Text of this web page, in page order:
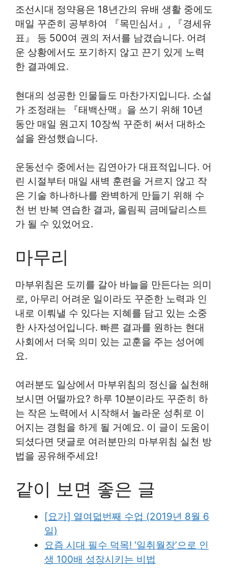
조선시대 정약용은 18년간의 유배 생활 중에도
매일 꾸준히 공부하여 『목민심서』, 『경세유
표』 등 500여 권의 저서를 남겼습니다. 어려
운 상황에서도 포기하지 않고 끈기 있게 노력
한 결과예요.
현대의 성공한 인물들도 마찬가지입니다. 소설
가 조정래는 『태백산맥』을 쓰기 위해 10년
동안 매일 원고지 10장씩 꾸준히 써서 대하소
설을 완성했습니다.
운동선수 중에서는 김연아가 대표적입니다. 어
린 시절부터 매일 새벽 훈련을 거르지 않고 작
은 기술 하나하나를 완벽하게 만들기 위해 수
천 번 반복 연습한 결과, 올림픽 금메달리스트
가 될 수 있었어요.
마무리
마부위침은 도끼를 갈아 바늘을 만든다는 의미
로, 아무리 어려운 일이라도 꾸준한 노력과 인
내로 이뤄낼 수 있다는 지혜를 담고 있는 소중
한 사자성어입니다. 빠른 결과를 원하는 현대
사회에서 더욱 의미 있는 교훈을 주는 성어예
요.
여러분도 일상에서 마부위침의 정신을 실천해
보시면 어떨까요? 하루 10분이라도 꾸준히 하
는 작은 노력에서 시작해서 놀라운 성취로 이
어지는 경험을 하게 될 거예요. 이 글이 도움이
되셨다면 댓글로 여러분만의 마부위침 실천 방
법을 공유해주세요!
같이 보면 좋은 글
[요가] 열여덟번째 수업 (2019년 8월 6
일)
요즘 시대 필수 덕목! ‘일취월장’으로 인
생 100배 성장시키는 비법